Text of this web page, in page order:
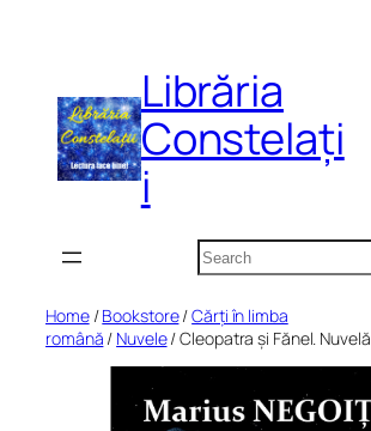
Librăria
Constelați
i
Search
Home/Bookstore/Cărți în limba
română / Nuvele/ Cleopatra și Fănel. Nuvelă